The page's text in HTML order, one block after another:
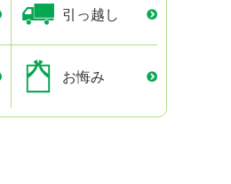
引っ越し
お悔み